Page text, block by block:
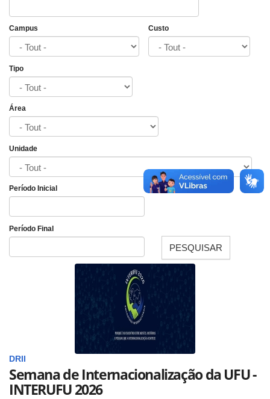
Campus Custo
Tipo
Área
Unidade
Período Inicial
Período Final
PESQUISAR
DRII
Semana de Internacionalização da UFU -
INTERUFU 2026